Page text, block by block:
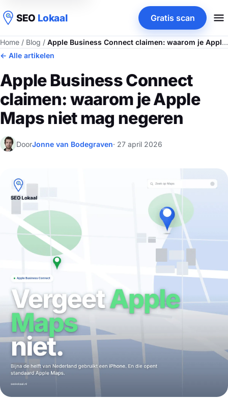
SEO Lokaal Gratis scan
Home / Blog / Apple Business Connect claimen: waarom je Apple Maps niet mag negeren
← Alle artikelen
Apple Business Connect
claimen: waarom je Apple
Maps niet mag negeren
DoorJonne van Bodegraven· 27 april 2026